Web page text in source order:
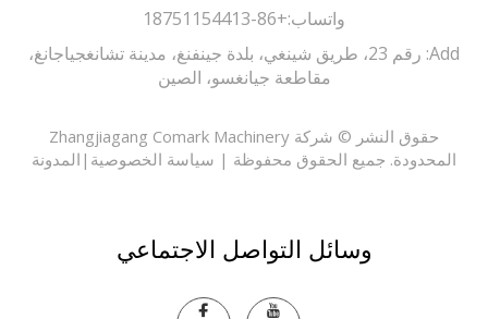
واتساب:+86-18751154413
Add: رقم 23، طريق شينغي، بلدة جينفنغ، مدينة تشانغجياجانغ،
مقاطعة جيانغسو، الصين
حقوق النشر © شركة Zhangjiagang Comark Machinery
جميع الحقوق محفوظة |سياسة الخصوصية|المدونة
وسائل التواصل الاجتماعي